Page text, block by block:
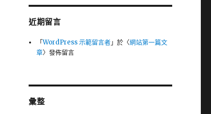
近期留言
「WordPress 示範留言者」於〈網站第一篇文
章〉發佈留言
彙整